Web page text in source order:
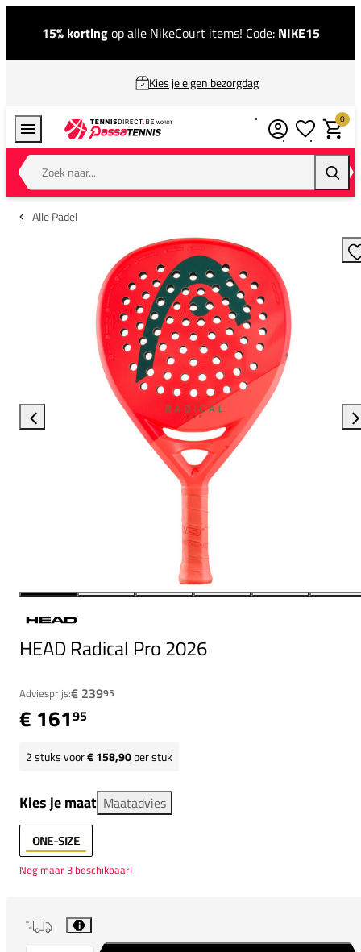
15% kortingop alle NikeCourt items! Code: NIKE15
Kies je eigen bezorgdag
Zoek naar...
0
Alle Padel
HEAD Radical Pro 2026
Adviesprijs:€ 23995
€ 16195
2stuks voor€ 158,90per stuk
Kies je maat Maatadvies
ONE-SIZE
Nog maar 3 beschikbaar!
i